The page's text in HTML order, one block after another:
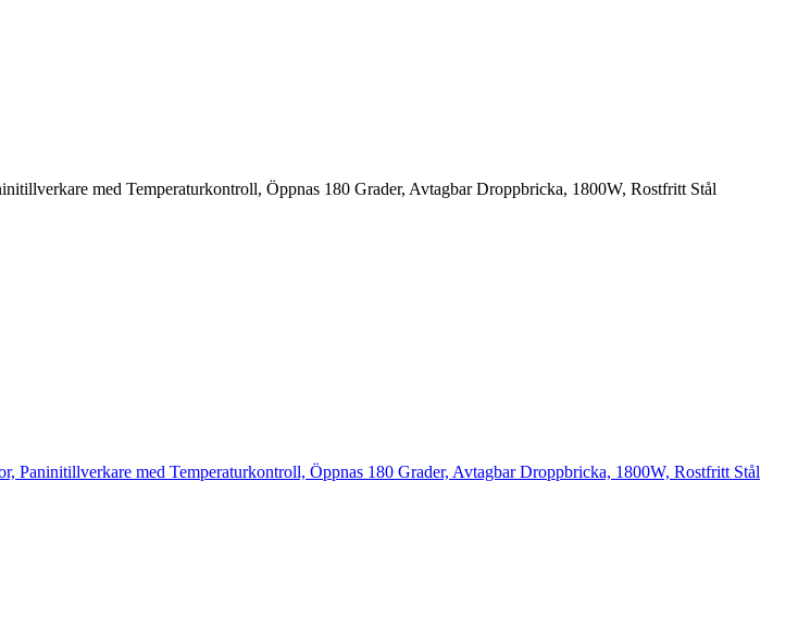
med Temperaturkontroll, Öppnas 180 Grader, Avtagbar Droppbricka, 1800W, Rostfritt Stål
med Temperaturkontroll, Öppnas 180 Grader, Avtagbar Droppbricka, 1800W, Rostfritt Stål